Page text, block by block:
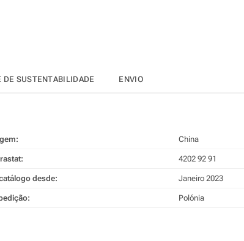
DE SUSTENTABILIDADE ENVIO
China
4202 92 91
desde: Janeiro 2023
Polónia